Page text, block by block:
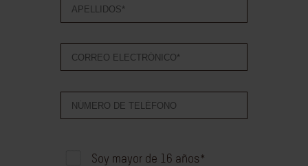
Soy mayor de 16 años*